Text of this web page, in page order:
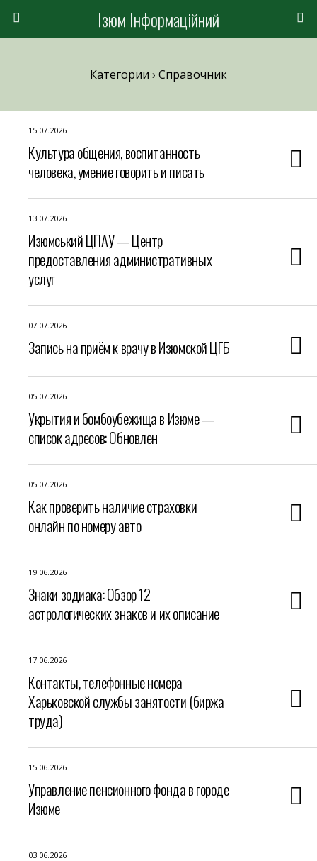
Ізюм Інформаційний
Категории › Справочник
15.07.2026
Культура общения, воспитанность
человека, умение говорить и писать
13.07.2026
Изюмський ЦПАУ — Центр
предоставления административных
услуг
07.07.2026
Запись на приём к врачу в Изюмской ЦГБ
05.07.2026
Укрытия и бомбоубежища в Изюме —
список адресов: Обновлен
05.07.2026
Как проверить наличие страховки
онлайн по номеру авто
19.06.2026
Знаки зодиака: Обзор 12
астрологических знаков и их описание
17.06.2026
Контакты, телефонные номера
Харьковской службы занятости (биржа
труда)
15.06.2026
Управление пенсионного фонда в городе
Изюме
03.06.2026